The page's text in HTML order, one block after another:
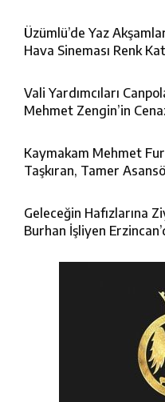
Üzümlü’de Yaz
Hava Sineması Renk
Vali Yardımcıları
Mehmet Zengin’in
Kaymakam Mehmet
Taşkıran, Tamer
Geleceğin Hafızlarına
Burhan İşliyen